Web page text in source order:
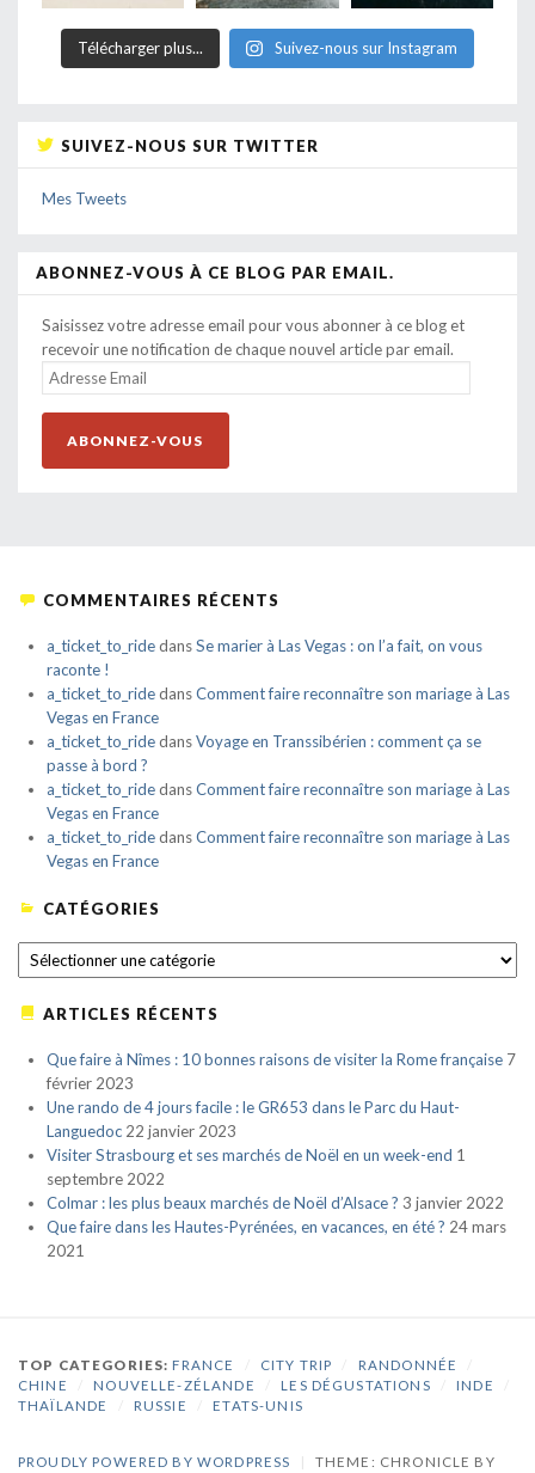
Télécharger plus... Suivez-nous sur Instagram
SUIVEZ-NOUS SUR TWITTER
Mes Tweets
ABONNEZ-VOUS À CE BLOG PAR EMAIL.
Saisissez votre adresse email pour vous abonner à ce blog et
recevoir une notification de chaque nouvel article par email.
ADRESSE
EMAIL
ABONNEZ-VOUS
COMMENTAIRES RÉCENTS
a_ticket_to_ridedansSe marier à Las Vegas : on l’a fait, on vous
raconte !
a_ticket_to_ridedansComment faire reconnaître son mariage à Las
Vegas en France
a_ticket_to_ridedansVoyage en Transsibérien : comment ça se
passe à bord ?
a_ticket_to_ridedansComment faire reconnaître son mariage à Las
Vegas en France
a_ticket_to_ridedansComment faire reconnaître son mariage à Las
Vegas en France
CATÉGORIES
CATÉGORIES
ARTICLES RÉCENTS
Que faire à Nîmes : 10 bonnes raisons de visiter la Rome française 7
février 2023
Une rando de 4 jours facile : le GR653 dans le Parc du Haut-
Languedoc 22 janvier 2023
Visiter Strasbourg et ses marchés de Noël en un week-end 1
septembre 2022
Colmar : les plus beaux marchés de Noël d’Alsace ? 3 janvier 2022
Que faire dans les Hautes-Pyrénées, en vacances, en été ? 24 mars
2021
TOP CATEGORIES:FRANCE CITY TRIP RANDONNÉE
CHINE
NOUVELLE-ZÉLANDE LES DÉGUSTATIONS INDE
THAÏLANDE
RUSSIE ETATS-UNIS
PROUDLY POWERED BY WORDPRESS THEME: CHRONICLE BY